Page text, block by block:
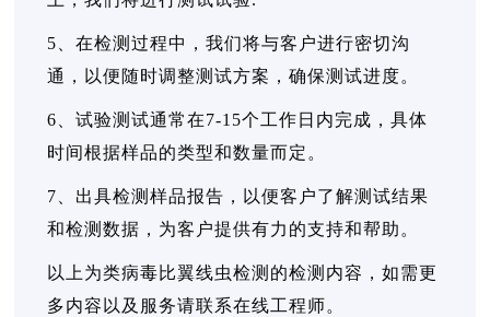
5、在检测过程中，我们将与客户进行密切沟
通，以便随时调整测试方案，确保测试进度。
6、试验测试通常在7-15个工作日内完成，具体
时间根据样品的类型和数量而定。
7、出具检测样品报告，以便客户了解测试结果
和检测数据，为客户提供有力的支持和帮助。
以上为类病毒比翼线虫检测的检测内容，如需更
多内容以及服务请联系在线工程师。